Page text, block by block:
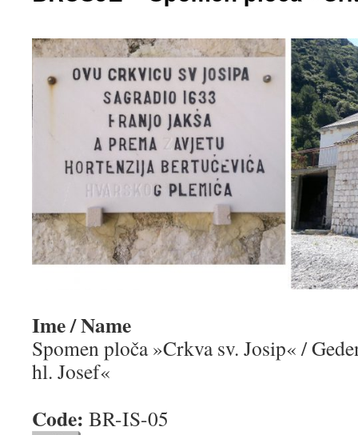
Ime / Name
Spomen ploča »Crkva sv. Josip« /
hl. Josef«
Code: BR-IS-